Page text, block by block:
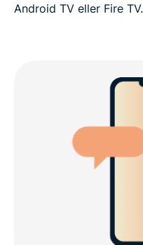
Android TV eller Fire TV.